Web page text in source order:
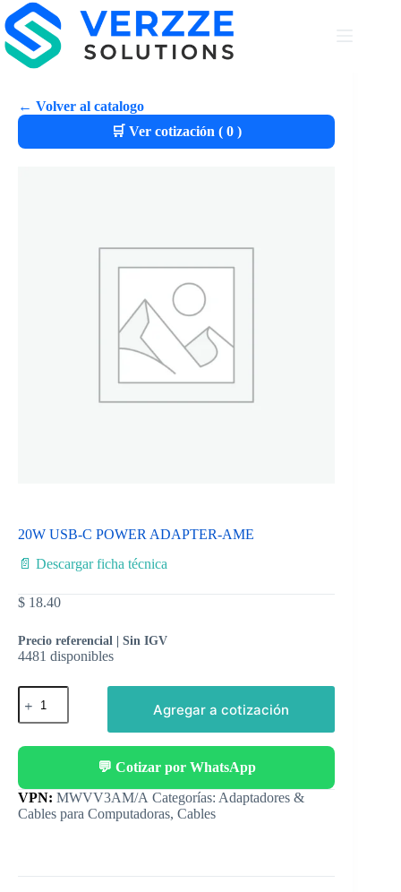
← Volver al catalogo
🛒 Ver cotización ( 0)
20W USB-C POWER ADAPTER-AME
📄 Descargar ficha técnica
$ 18.40
Precio referencial | Sin IGV
4481 disponibles
Agregar a cotización
💬 Cotizar por WhatsApp
Categorías: Adaptadores &
Cables para Computadoras, Cables